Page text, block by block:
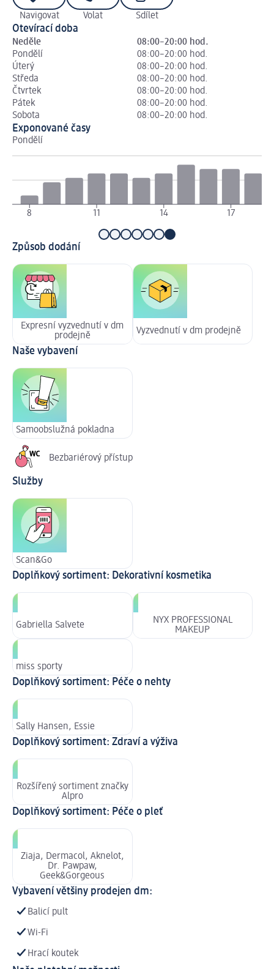
Navigovat Volat Sdílet
Otevírací doba
Neděle
08:00–20:00 hod.
Pondělí
08:00–20:00 hod.
Úterý
08:00–20:00 hod.
Středa
08:00–20:00 hod.
Čtvrtek
08:00–20:00 hod.
Pátek
08:00–20:00 hod.
Sobota
08:00–20:00 hod.
Exponované časy
Pondělí
8 11 14 17
Způsob dodání
Expresní vyzvednutí v dm
prodejně
Vyzvednutí v dm prodejně
Naše vybavení
Samoobslužná pokladna
Bezbariérový přístup
Služby
Scan&Go
Doplňkový sortiment: Dekorativní kosmetika
Gabriella Salvete
NYX PROFESSIONAL
MAKEUP
miss sporty
Doplňkový sortiment: Péče o nehty
Sally Hansen, Essie
Doplňkový sortiment: Zdraví a výživa
Rozšířený sortiment značky
Alpro
Doplňkový sortiment: Péče o pleť
Ziaja, Dermacol, Aknelot,
Dr. Pawpaw,
Geek&Gorgeous
Vybavení většiny prodejen dm:
Balicí pult
Wi-Fi
Hrací koutek